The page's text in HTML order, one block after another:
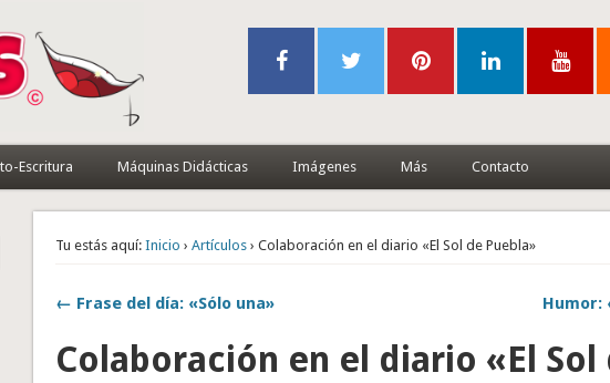
Escritura Máquinas Didácticas Imágenes Más Contacto
Tu estás aquí: Inicio ›Artículos › Colaboración en el diario «El Sol de Puebla»
← Frase del día: «Sólo una» Humor:
Colaboración en el diario «El Sol